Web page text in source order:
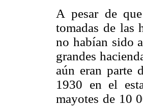
A pesar de
tomadas de las
no habían sido
grandes
aún eran parte
1930 en el
mayotes de 10